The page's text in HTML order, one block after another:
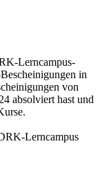
Lerncampus-
in
von
absolviert hast und
Lerncampus